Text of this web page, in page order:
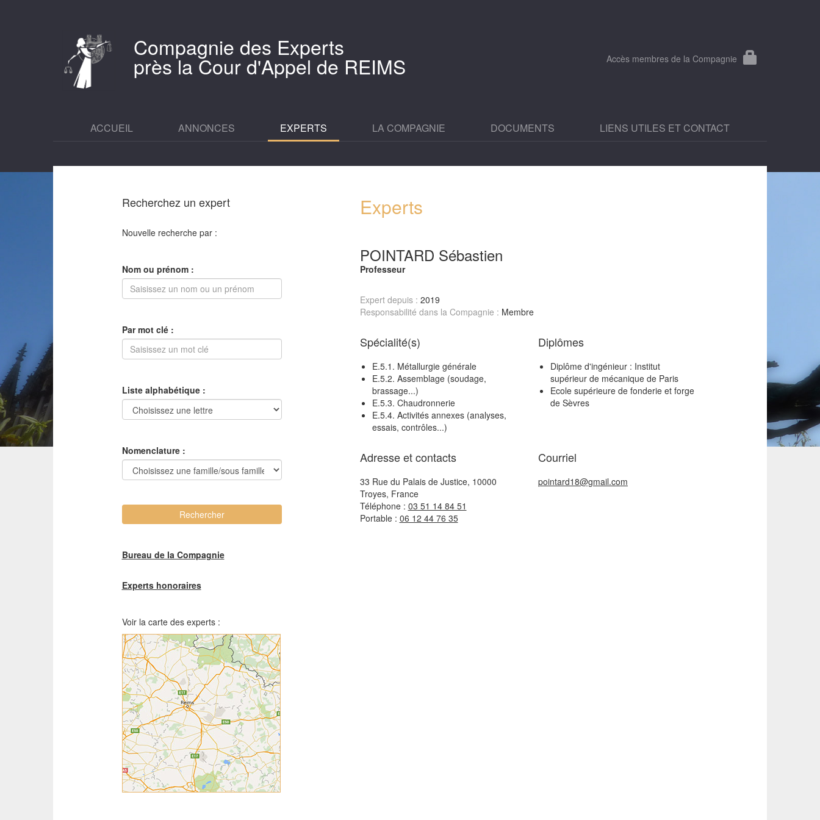
Compagnie des Experts
près la Cour d'Appel de REIMS Accès membres de la Compagnie
ACCUEIL ANNONCES EXPERTS LA COMPAGNIE DOCUMENTS LIENS UTILES ET CONTACT
Recherchez un expert
Nouvelle recherche par :
Nom ou prénom :
Par mot clé :
Liste alphabétique :
Nomenclature :
Rechercher
Bureau de la Compagnie
Experts honoraires
Voir la carte des experts :
Experts
POINTARD Sébastien
Professeur
Expert depuis : 2019
Responsabilité dans la Compagnie : Membre
Spécialité(s)
E.5.1. Métallurgie générale
E.5.2. Assemblage (soudage,
brassage...)
E.5.3. Chaudronnerie
E.5.4. Activités annexes (analyses,
essais, contrôles...)
Diplômes
Diplôme d'ingénieur : Institut
supérieur de mécanique de Paris
Ecole supérieure de fonderie et forge
de Sèvres
Adresse et contacts
33 Rue du Palais de Justice, 10000
Troyes, France
Téléphone : 03 51 14 84 51
Portable : 06 12 44 76 35
Courriel
pointard18@gmail.com